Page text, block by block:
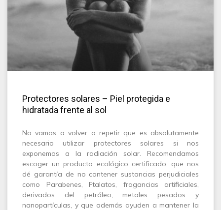
Protectores solares – Piel protegida e
hidratada frente al sol
No vamos a volver a repetir que es absolutamente
necesario utilizar protectores solares si nos
exponemos a la radiación solar. Recomendamos
escoger un producto ecológico certificado, que nos
dé garantía de no contener sustancias perjudiciales
como Parabenes, Ftalatos, fragancias artificiales,
derivados del petróleo, metales pesados y
nanopartículas, y que además ayuden a mantener la